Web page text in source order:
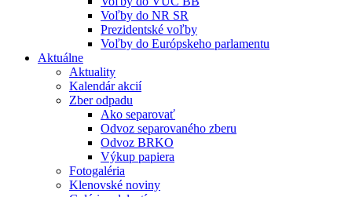
Voľby do NR SR
Prezidentské voľby
Voľby do Európskeho parlamentu
Aktuálne
Aktuality
Kalendár akcií
Zber odpadu
Ako separovať
Odvoz separovaného zberu
Odvoz BRKO
Výkup papiera
Fotogaléria
Klenovské noviny